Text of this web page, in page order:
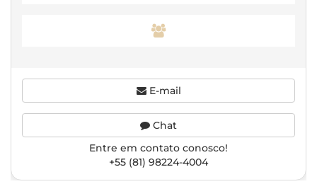
E-mail
Chat
Entre em contato conosco!
+55 (81) 98224-4004